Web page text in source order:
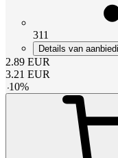
311
Details van
2.89 EUR
3.21 EUR
-10%